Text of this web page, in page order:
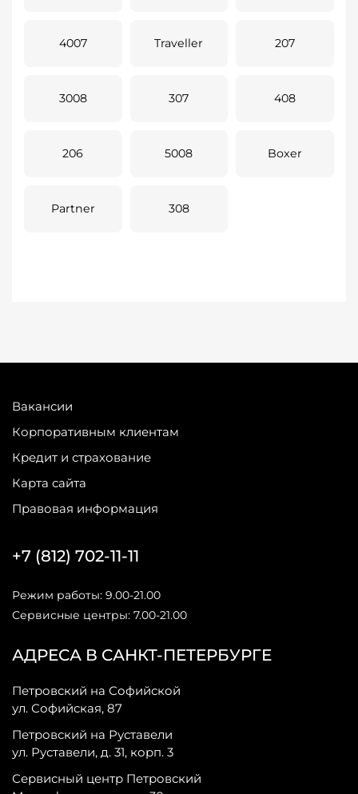
4007 Traveller 207
3008 307 408
206 5008 Boxer
Partner 308
Вакансии
Корпоративным клиентам
Кредит и страхование
Карта сайта
Правовая информация
АДРЕСА В САНКТ-ПЕТЕРБУРГЕ
Петровский на Софийской
ул. Софийская, 87
Петровский на Руставели
ул. Руставели, д. 31, корп. 3
Сервисный центр Петровский
+7 (812) 702-11-11
Режим работы: 9.00-21.00
Сервисные центры: 7.00-21.00